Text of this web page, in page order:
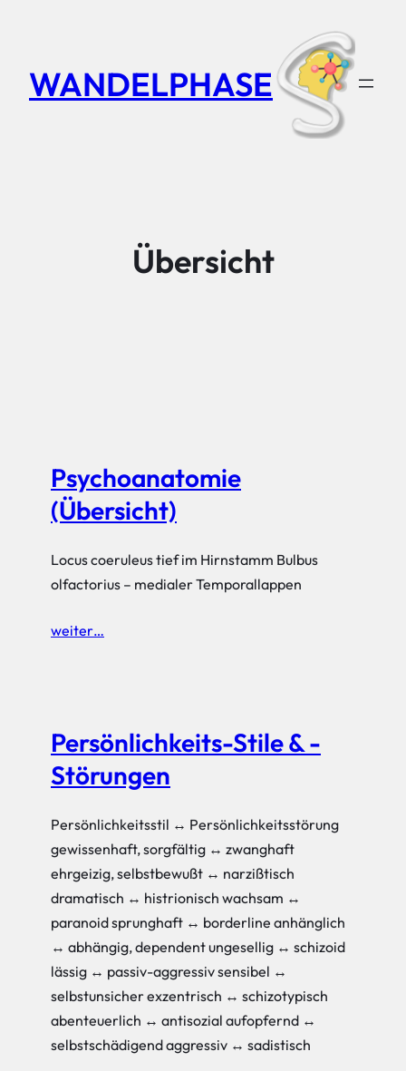
WANDELPHASE
Übersicht
Psychoanatomie
(Übersicht)
Locus coeruleus tief im Hirnstamm Bulbus
olfactorius – medialer Temporallappen
weiter…
Persönlichkeits-Stile & -
Störungen
Persönlichkeitsstil ↔ Persönlichkeitsstörung
gewissenhaft, sorgfältig ↔ zwanghaft
ehrgeizig, selbstbewußt ↔ narzißtisch
dramatisch ↔ histrionisch wachsam ↔
paranoid sprunghaft ↔ borderline anhänglich
↔ abhängig, dependent ungesellig ↔ schizoid
lässig ↔ passiv-aggressiv sensibel ↔
selbstunsicher exzentrisch ↔ schizotypisch
abenteuerlich ↔ antisozial aufopfernd ↔
selbstschädigend aggressiv ↔ sadistisch